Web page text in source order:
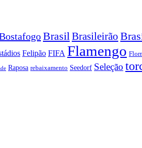
Brasil Brasileirão
Felipão FIFA Flamengo
Raposa rebaixamento Seedorf Seleção